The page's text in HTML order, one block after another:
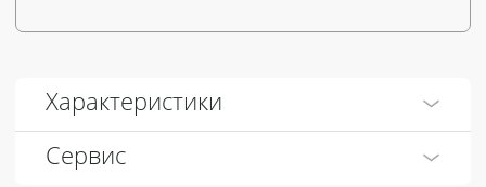
Характеристики
Сервис